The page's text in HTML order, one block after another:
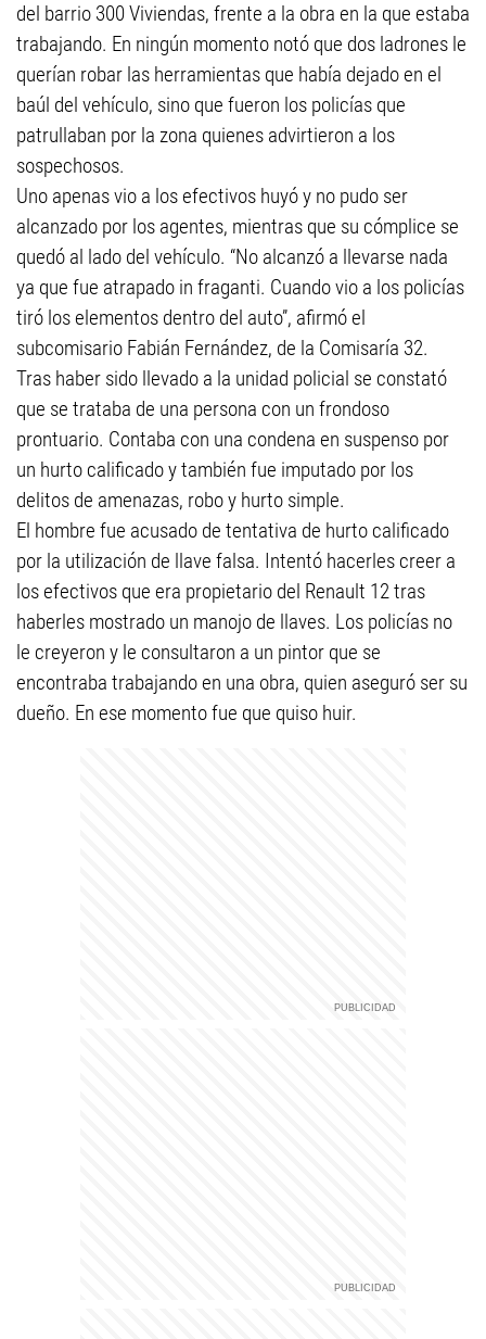
del barrio 300 Viviendas, frente a la obra en la que estaba
trabajando. En ningún momento notó que dos ladrones le
querían robar las herramientas que había dejado en el
baúl del vehículo, sino que fueron los policías que
patrullaban por la zona quienes advirtieron a los
sospechosos.
Uno apenas vio a los efectivos huyó y no pudo ser
alcanzado por los agentes, mientras que su cómplice se
quedó al lado del vehículo. “No alcanzó a llevarse nada
ya que fue atrapado in fraganti. Cuando vio a los policías
tiró los elementos dentro del auto”, afirmó el
subcomisario Fabián Fernández, de la Comisaría 32.
Tras haber sido llevado a la unidad policial se constató
que se trataba de una persona con un frondoso
prontuario. Contaba con una condena en suspenso por
un hurto calificado y también fue imputado por los
delitos de amenazas, robo y hurto simple.
El hombre fue acusado de tentativa de hurto calificado
por la utilización de llave falsa. Intentó hacerles creer a
los efectivos que era propietario del Renault 12 tras
haberles mostrado un manojo de llaves. Los policías no
le creyeron y le consultaron a un pintor que se
encontraba trabajando en una obra, quien aseguró ser su
dueño. En ese momento fue que quiso huir.